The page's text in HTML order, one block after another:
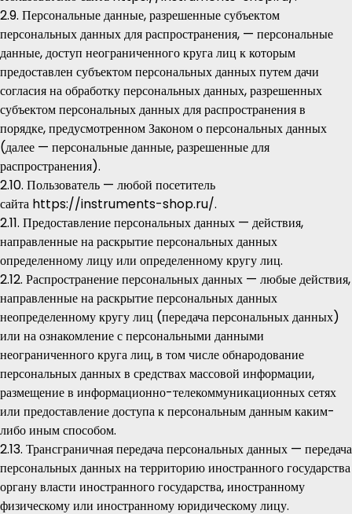
2.9. Персональные данные, разрешенные субъектом
персональных данных для распространения, — персональные
данные, доступ неограниченного круга лиц к которым
предоставлен субъектом персональных данных путем дачи
согласия на обработку персональных данных, разрешенных
субъектом персональных данных для распространения в
порядке, предусмотренном Законом о персональных данных
(далее — персональные данные, разрешенные для
распространения).
2.10. Пользователь — любой посетитель
сайта https://instruments-shop.ru/.
2.11. Предоставление персональных данных — действия,
направленные на раскрытие персональных данных
определенному лицу или определенному кругу лиц.
2.12. Распространение персональных данных — любые действия,
направленные на раскрытие персональных данных
неопределенному кругу лиц (передача персональных данных)
или на ознакомление с персональными данными
неограниченного круга лиц, в том числе обнародование
персональных данных в средствах массовой информации,
размещение в информационно-телекоммуникационных сетях
или предоставление доступа к персональным данным каким-
либо иным способом.
2.13. Трансграничная передача персональных данных — передача
персональных данных на территорию иностранного государства
органу власти иностранного государства, иностранному
физическому или иностранному юридическому лицу.